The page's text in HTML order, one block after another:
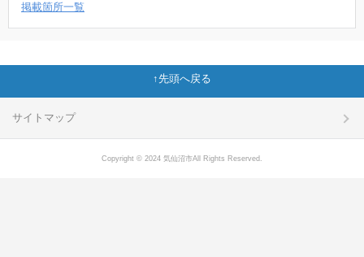
掲載箇所一覧
先頭へ戻る
サイトマップ
Copyright © 2024 気仙沼市All Rights Reserved.